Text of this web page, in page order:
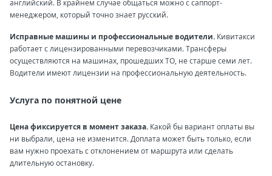
английский. В крайнем случае общаться можно с саппорт-
менеджером, который точно знает русский.
Исправные машины и профессиональные водители. Кивитакси
работает с лицензированными перевозчиками. Трансферы
осуществляются на машинах, прошедших ТО, не старше семи лет.
Водители имеют лицензии на профессиональную деятельность.
Услуга по понятной цене
Цена фиксируется в момент заказа. Какой бы вариант оплаты вы
ни выбрали, цена не изменится. Доплата может быть только, если
вам нужно проехать с отклонением от маршрута или сделать
длительную остановку.